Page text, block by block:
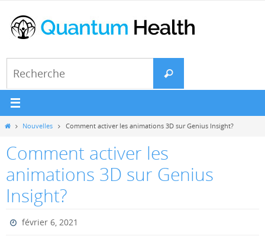
vers
Recherche
HomeNouvelles Comment activer les animations 3D sur Genius Insight?
Comment activer les
animations 3D sur Genius
Insight?
février 6, 2021